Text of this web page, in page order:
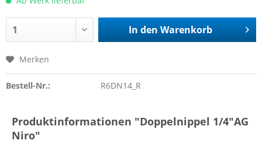
In den Warenkorb
Merken
Bestell-Nr.: R6DN14_R
Produktinformationen "Doppelnippel 1/4"AG
Niro"